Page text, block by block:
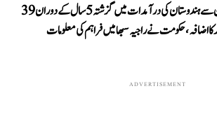
چین سے ہندوستان کی درآمدات میں گزشتہ 5 سال کے دوران 39
کا اضافہ، حکومت نے راجیہ سبھا میں فراہم کی معلومات
ADVERTISEMENT